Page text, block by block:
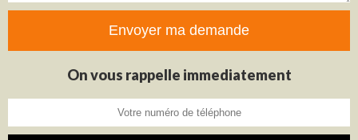
On vous rappelle immediatement